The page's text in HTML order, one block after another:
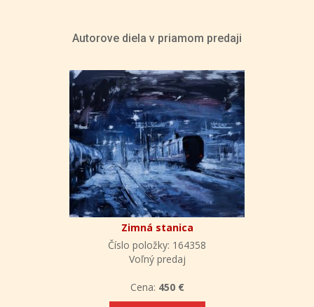
Autorove diela v priamom predaji
Zimná stanica
Číslo položky: 164358
Voľný predaj
Cena: 450 €